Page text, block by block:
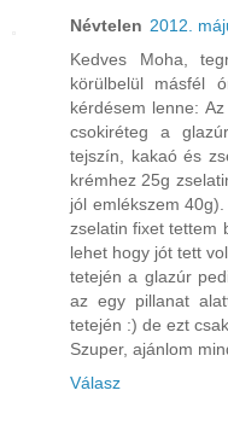
Névtelen 2012.
Kedves Moha,
körülbelül másfél
kérdésem lenne:
csokiréteg a
tejszín, kakaó és
krémhez 25g
jól emlékszem
zselatin fixet tettem
lehet hogy jót tett
tetején a glazúr
az egy pillanat
tetején :) de ezt
Szuper, ajánlom
Válasz